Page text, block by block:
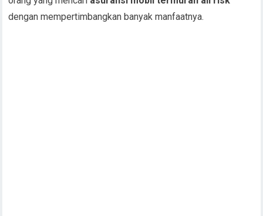
dengan mempertimbangkan banyak manfaatnya.